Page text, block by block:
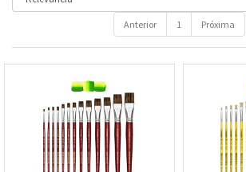
Anterior 1 Próxima